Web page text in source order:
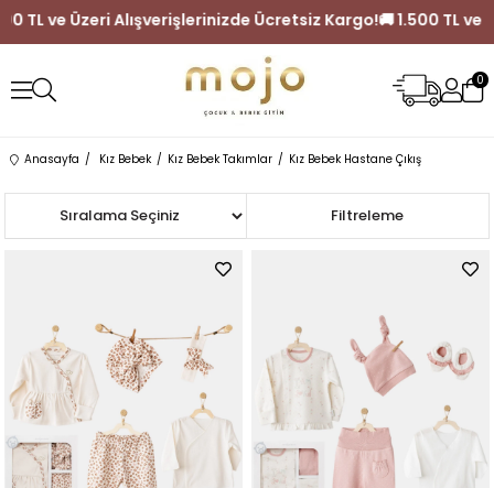
1.500 TL ve Üzeri Alışverişlerinizde Ücretsiz Kargo!🚚 1.500
0
Anasayfa Kız Bebek Kız Bebek Takımlar Kız Bebek Hastane Çıkış
Filtreleme
Sıralama